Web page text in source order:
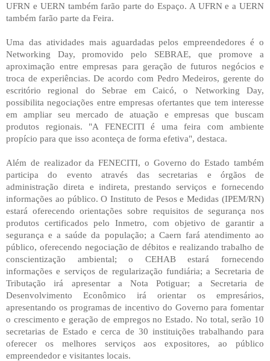
UFRN e UERN também farão parte do Espaço. A UFRN e a UERN
também farão parte da Feira.
Uma das atividades mais aguardadas pelos empreendedores é o
Networking Day, promovido pelo SEBRAE, que promove a
aproximação entre empresas para geração de futuros negócios e
troca de experiências. De acordo com Pedro Medeiros, gerente do
escritório regional do Sebrae em Caicó, o Networking Day,
possibilita negociações entre empresas ofertantes que tem interesse
em ampliar seu mercado de atuação e empresas que buscam
produtos regionais. "A FENECITI é uma feira com ambiente
propício para que isso aconteça de forma efetiva", destaca.
Além de realizador da FENECITI, o Governo do Estado também
participa do evento através das secretarias e órgãos de
administração direta e indireta, prestando serviços e fornecendo
informações ao público. O Instituto de Pesos e Medidas (IPEM/RN)
estará oferecendo orientações sobre requisitos de segurança nos
produtos certificados pelo Inmetro, com objetivo de garantir a
segurança e a saúde da população; a Caern fará atendimento ao
público, oferecendo negociação de débitos e realizando trabalho de
conscientização ambiental; o CEHAB estará fornecendo
informações e serviços de regularização fundiária; a Secretaria de
Tributação irá apresentar a Nota Potiguar; a Secretaria de
Desenvolvimento Econômico irá orientar os empresários,
apresentando os programas de incentivo do Governo para fomentar
o crescimento e geração de empregos no Estado. No total, serão 10
secretarias de Estado e cerca de 30 instituições trabalhando para
oferecer os melhores serviços aos expositores, ao público
empreendedor e visitantes locais.